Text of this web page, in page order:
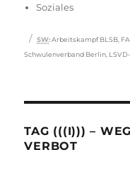
amSoziales
Schlagwörter
SW: Arbeitskampf BLSB
Schwulenverband Berlin
TAG (((I))) –
VERBOT